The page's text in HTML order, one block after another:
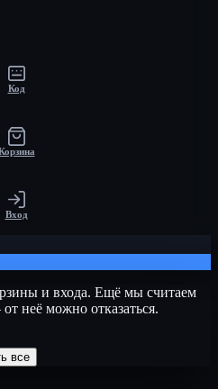
Код
Вход
и входа. Ещё мы считаем
неё можно отказаться.
все